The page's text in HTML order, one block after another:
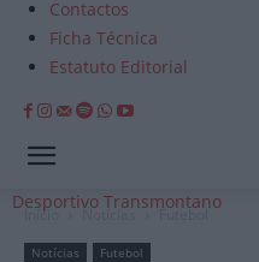
Contactos
Ficha Técnica
Estatuto Editorial
Desportivo Transmontano
Início Notícias Futebol
Notícias Futebol